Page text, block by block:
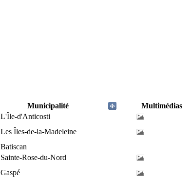
Municipalité
Multimédias
L'Île-d'Anticosti
Les Îles-de-la-Madeleine
Batiscan
Sainte-Rose-du-Nord
Gaspé